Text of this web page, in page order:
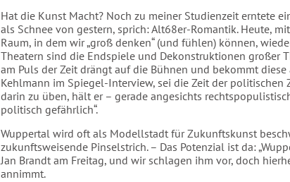
Hat die Kunst Macht? Noch zu meiner Studienzeit erntete
als Schnee von gestern, sprich: Alt68er-Romantik. Heute,
Raum, in dem wir „groß denken“ (und fühlen) können,
Theatern sind die Endspiele und Dekonstruktionen großer
am Puls der Zeit drängt auf die Bühnen und bekommt
Kehlmann im Spiegel-Interview, sei die Zeit der
darin zu üben, hält er – gerade angesichts
politisch gefährlich“.
Wuppertal wird oft als Modellstadt für Zukunftskunst
zukunftsweisende Pinselstrich. – Das Potenzial ist da:
Jan Brandt am Freitag, und wir schlagen ihm vor, doch
annimmt.